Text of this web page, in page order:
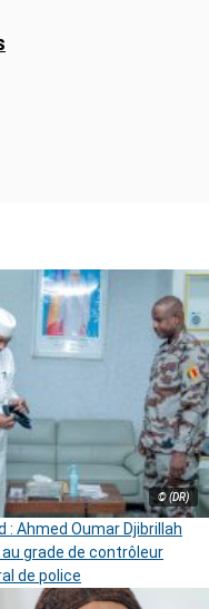
© (DR)
: Ahmed Oumar Djibrillah
grade de contrôleur
de police